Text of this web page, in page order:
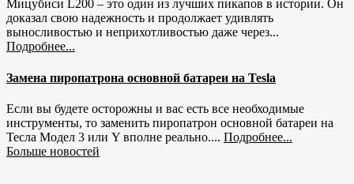
Мицубиси L200 – это один из лучших пикапов в истории. Он
доказал свою надежность и продолжает удивлять
выносливостью и неприхотливостью даже через...
Подробнее...
Замена пиропатрона основной батареи на Tesla
Если вы будете осторожны и вас есть все необходимые
инструменты, то заменить пиропатрон основной батареи на
Тесла Модел 3 или Y вполне реально.... Подробнее...
Больше новостей